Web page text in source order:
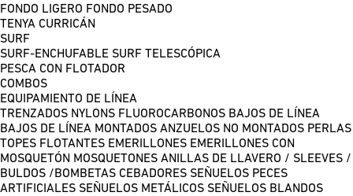
FONDO LIGERO FONDO PESADO
TENYA CURRICÁN
SURF
SURF-ENCHUFABLE SURF TELESCÓPICA
PESCA CON FLOTADOR
COMBOS
EQUIPAMIENTO DE LÍNEA
TRENZADOS NYLONS FLUOROCARBONOS BAJOS DE LÍNEA
BAJOS DE LÍNEA MONTADOS ANZUELOS NO MONTADOS PERLAS
TOPES FLOTANTES EMERILLONES EMERILLONES CON
MOSQUETÓN MOSQUETONES ANILLAS DE LLAVERO / SLEEVES /
BULDOS /BOMBETAS CEBADORES SEÑUELOS PECES
ARTIFICIALES SEÑUELOS METÁLICOS SEÑUELOS BLANDOS